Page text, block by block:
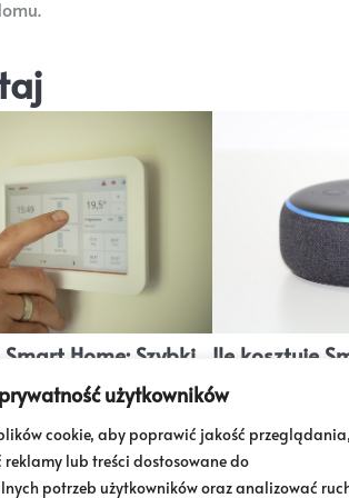
użytkowników
cookie, aby poprawić jakość przeglądania,
reklamy lub treści dostosowane do
potrzeb użytkowników oraz analizować
Home: Szybki
błędy.
Ile kosztuje
Szacowanie
inteligentną